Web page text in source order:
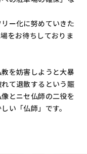
ー化に努めていきた
をお待ちしておりま
を妨害しようと大暴
て退散するという賑
とニセ仏師の二役を
い「仏師」です。